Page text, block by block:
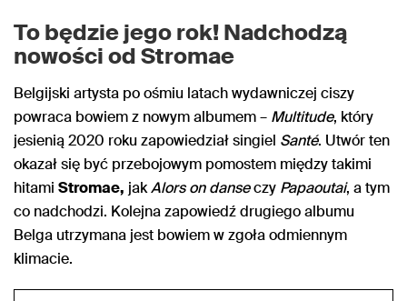
To będzie jego rok! Nadchodzą
nowości od Stromae
Belgijski artysta po ośmiu latach wydawniczej ciszy
powraca bowiem z nowym albumem – Multitude, który
jesienią 2020 roku zapowiedział singiel Santé. Utwór ten
okazał się być przebojowym pomostem między takimi
hitami Stromae, jakAlors on danseczy Papaoutai, a tym
co nadchodzi. Kolejna zapowiedź drugiego albumu
Belga utrzymana jest bowiem w zgoła odmiennym
klimacie.